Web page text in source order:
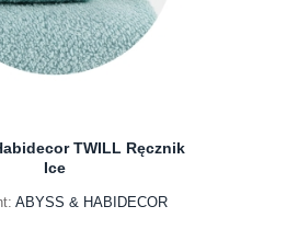
TWILL Ręcznik
Ice
ABYSS & HABIDECOR